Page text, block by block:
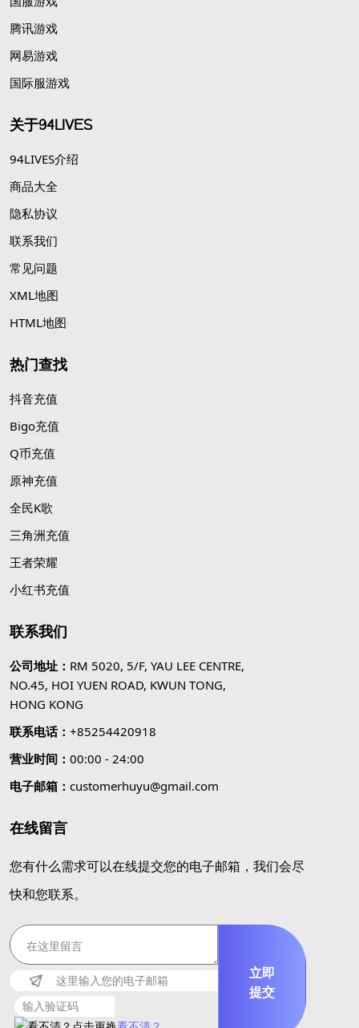
腾讯游戏
网易游戏
国际服游戏
关于94LIVES
94LIVES介绍
商品大全
隐私协议
联系我们
常见问题
XML地图
HTML地图
热门查找
抖音充值
Bigo充值
Q币充值
原神充值
全民K歌
三角洲充值
王者荣耀
小红书充值
联系我们
公司地址： RM 5020, 5/F, YAU LEE CENTRE,
NO.45, HOI YUEN ROAD, KWUN TONG,
HONG KONG
联系电话： +85254420918
营业时间： 00:00 - 24:00
电子邮箱： customerhuyu@gmail.com
在线留言
您有什么需求可以在线提交您的电子邮箱，我们会尽
快和您联系。
立即
提交